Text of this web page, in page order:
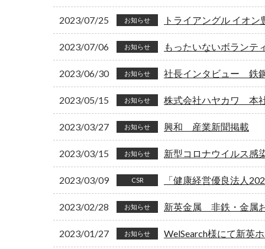
2023/07/25 お知らせ トライアングル イオ
2023/07/06 お知らせ もったいないボランテ
2023/06/30 お知らせ 社長インタビュー 鉄
2023/05/15 お知らせ 株式会社ハヤカワ 本
2023/03/27 お知らせ 興和 産業新聞掲載
2023/03/15 お知らせ 新型コロナウイルス感
2023/03/09 CSR 「健康経営優良法人
2023/02/28 お知らせ 新英金属 非鉄・金属
2023/01/27 お知らせ WelSearch様にて新英